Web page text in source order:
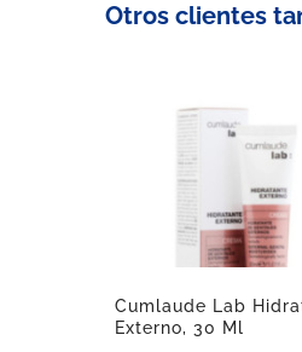
Otros clientes
Cumlaude Lab
Externo, 30 Ml